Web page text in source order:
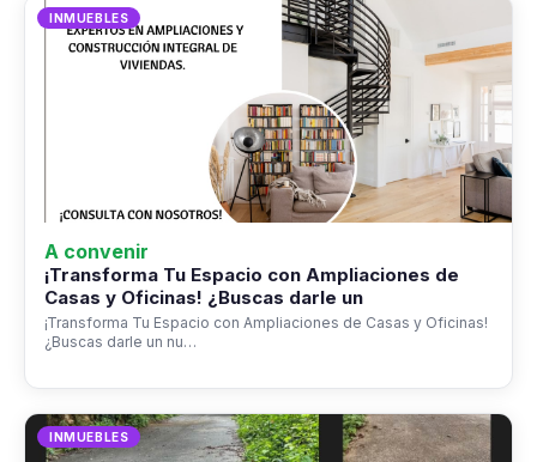
INMUEBLES
A convenir
¡Transforma Tu Espacio con Ampliaciones de
Casas y Oficinas! ¿Buscas darle un
¡Transforma Tu Espacio con Ampliaciones de Casas y Oficinas!
¿Buscas darle un nu…
INMUEBLES